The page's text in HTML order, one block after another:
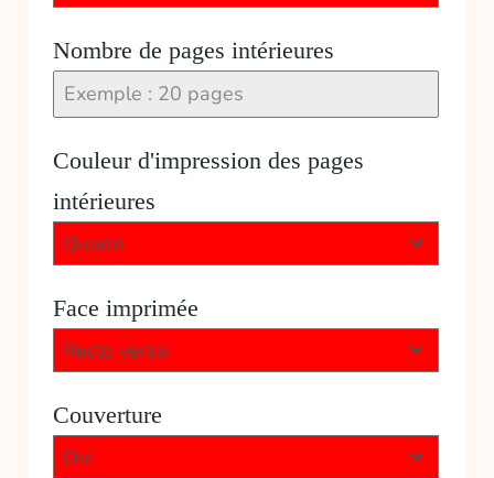
Nombre de pages intérieures
Couleur d'impression des pages
intérieures
Quadri
Face imprimée
Recto verso
Couverture
Oui